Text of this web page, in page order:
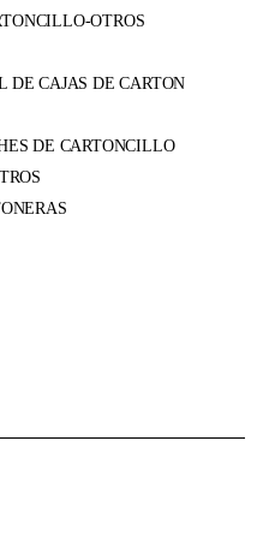
OTROS
DE CAJAS DE CARTON
DE CARTONCILLO